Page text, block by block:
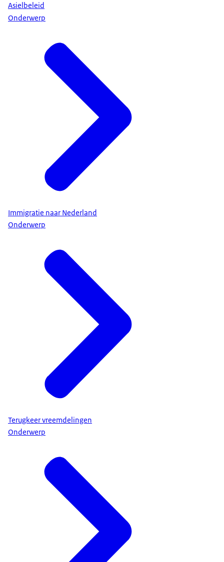
Asielbeleid
Onderwerp
Immigratie naar Nederland
Onderwerp
Terugkeer vreemdelingen
Onderwerp